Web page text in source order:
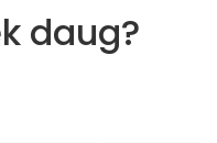
daug?